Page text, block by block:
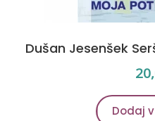
Dušan Jesenšek
Dodaj